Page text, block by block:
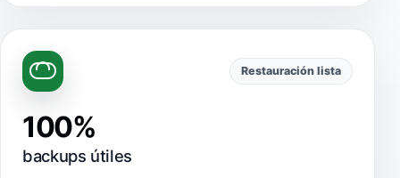
Restauración lista
100%
backups útiles